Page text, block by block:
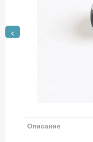
<
Описание